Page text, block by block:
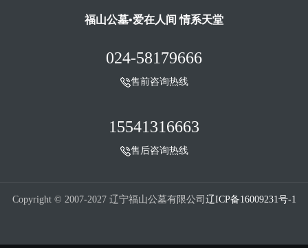
福山公墓•爱在人间 情系天堂
024-58179666
售前咨询热线
15541316663
售后咨询热线
Copyright © 2007-2027 辽宁福山公墓有限公司 辽ICP备16009231号-1